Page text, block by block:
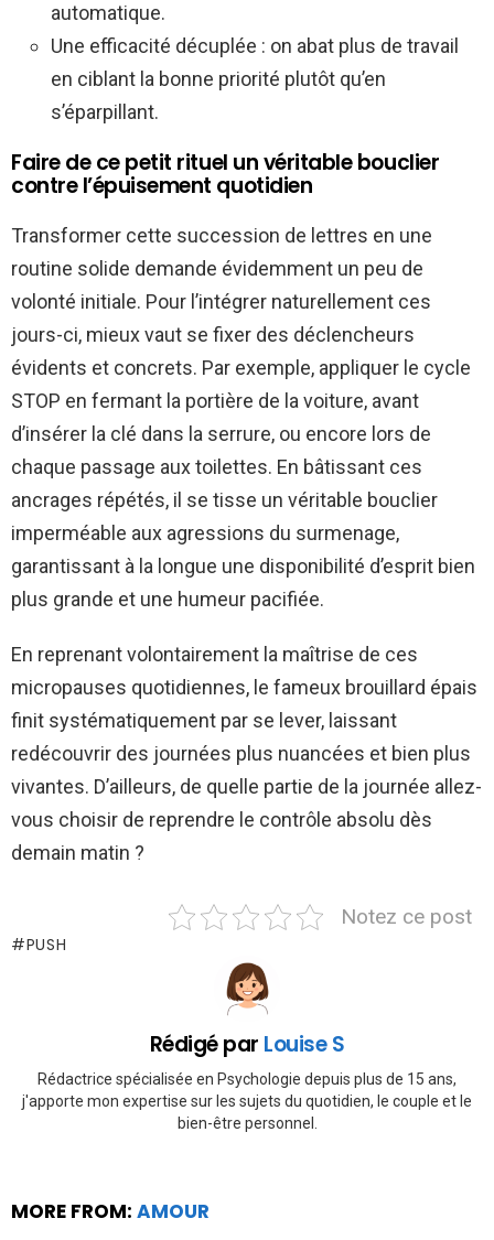
automatique.
Une efficacité décuplée : on abat plus de travail
en ciblant la bonne priorité plutôt qu’en
s’éparpillant.
Faire de ce petit rituel un véritable bouclier
contre l’épuisement quotidien
Transformer cette succession de lettres en une
routine solide demande évidemment un peu de
volonté initiale. Pour l’intégrer naturellement ces
jours-ci, mieux vaut se fixer des déclencheurs
évidents et concrets. Par exemple, appliquer le cycle
STOP en fermant la portière de la voiture, avant
d’insérer la clé dans la serrure, ou encore lors de
chaque passage aux toilettes. En bâtissant ces
ancrages répétés, il se tisse un véritable bouclier
imperméable aux agressions du surmenage,
garantissant à la longue une disponibilité d’esprit bien
plus grande et une humeur pacifiée.
En reprenant volontairement la maîtrise de ces
micropauses quotidiennes, le fameux brouillard épais
finit systématiquement par se lever, laissant
redécouvrir des journées plus nuancées et bien plus
vivantes. D’ailleurs, de quelle partie de la journée allez-
vous choisir de reprendre le contrôle absolu dès
demain matin ?
Notez ce post
PUSH
Rédigé par Louise S
Rédactrice spécialisée en Psychologie depuis plus de 15 ans,
j'apporte mon expertise sur les sujets du quotidien, le couple et le
bien-être personnel.
MORE FROM: AMOUR